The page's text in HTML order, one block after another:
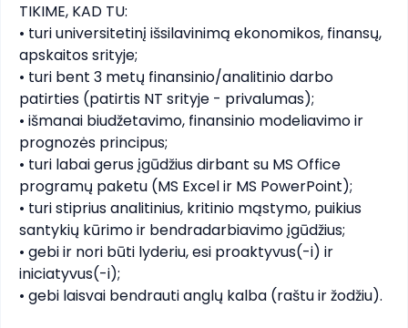
TIKIME, KAD TU:
• turi universitetinį išsilavinimą ekonomikos, finansų,
apskaitos srityje;
• turi bent 3 metų finansinio/analitinio darbo
patirties (patirtis NT srityje - privalumas);
• išmanai biudžetavimo, finansinio modeliavimo ir
prognozės principus;
• turi labai gerus įgūdžius dirbant su MS Office
programų paketu (MS Excel ir MS PowerPoint);
• turi stiprius analitinius, kritinio mąstymo, puikius
santykių kūrimo ir bendradarbiavimo įgūdžius;
• gebi ir nori būti lyderiu, esi proaktyvus(-i) ir
iniciatyvus(-i);
• gebi laisvai bendrauti anglų kalba (raštu ir žodžiu).